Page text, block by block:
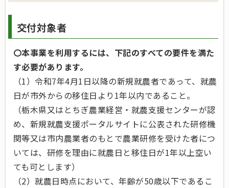
交付対象者
〇本事業を利用するには、下記のすべての要件を満た
す必要があります。
（1）令和7年4月1日以降の新規就農者であって、就農
日が市外からの移住日より1年以内であること。
（栃木県又はとちぎ農業経営・就農支援センターが認
め、新規就農支援ポータルサイトに公表された研修機
関等又は市内農業者のもとで農業研修を受けた者につ
いては、研修を理由に就農日と移住日が1年以上空い
ても可とします）
（2）就農日時点において、年齢が50歳以下であるこ